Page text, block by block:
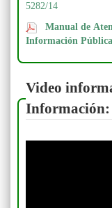
5282/14
Manual de
Información
Video
Información: